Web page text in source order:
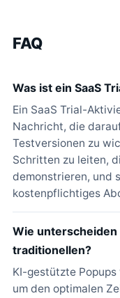
FAQ
Was ist ein SaaS
Ein SaaS Trial-
Nachricht, die
Testversionen zu
Schritten zu leiten,
demonstrieren, und
kostenpflichtiges
Wie
traditionellen?
KI-gestützte
um den optimalen